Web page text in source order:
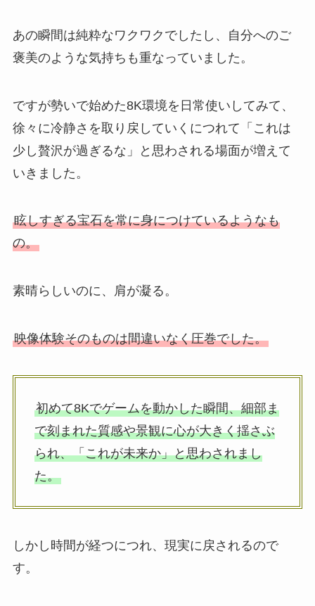
あの瞬間は純粋なワクワクでしたし、自分へのご
褒美のような気持ちも重なっていました。
ですが勢いで始めた8K環境を日常使いしてみて、
徐々に冷静さを取り戻していくにつれて「これは
少し贅沢が過ぎるな」と思わされる場面が増えて
いきました。
眩しすぎる宝石を常に身につけているようなも
の。
素晴らしいのに、肩が凝る。
映像体験そのものは間違いなく圧巻でした。
初めて8Kでゲームを動かした瞬間、細部ま
で刻まれた質感や景観に心が大きく揺さぶ
られ、「これが未来か」と思わされまし
た。
しかし時間が経つにつれ、現実に戻されるので
す。